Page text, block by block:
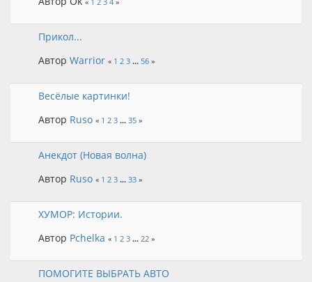
Прикол...
Автор Warrior « 1 2 3 ... 56 »
Весёлые картинки!
Автор Ruso « 1 2 3 ... 35 »
Анекдот (Новая волна)
Автор Ruso « 1 2 3 ... 33 »
ХУМОР: Истории.
Автор Pchelka « 1 2 3 ... 22 »
ПОМОГИТЕ ВЫБРАТЬ АВТО